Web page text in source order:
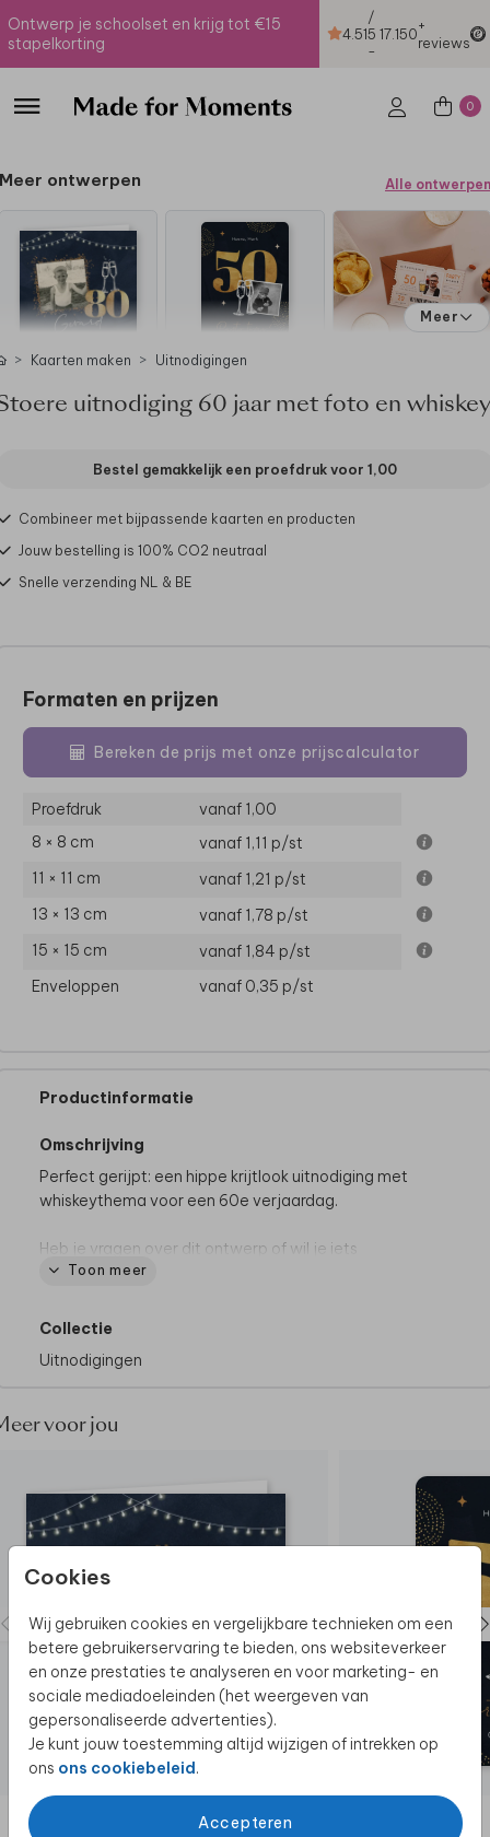
Ontwerp je schoolset en krijg tot €15
stapelkorting
4.51
/
5
-
17.150+
reviews
0
Cookies
Wij gebruiken cookies en vergelijkbare technieken om een
betere gebruikerservaring te bieden, ons websiteverkeer
en onze prestaties te analyseren en voor marketing- en
sociale mediadoeleinden (het weergeven van
gepersonaliseerde advertenties).
Je kunt jouw toestemming altijd wijzigen of intrekken op
ons ons cookiebeleid.
Accepteren
Meer ontwerpen Alle ontwerpen
Meer
Kaarten maken Uitnodigingen
uitnodiging 60 jaar met foto en whiskey
Bestel gemakkelijk een proefdruk voor 1,00
Combineer met bijpassende kaarten en producten
Jouw bestelling is 100% CO2 neutraal
Snelle verzending NL & BE
Formaten en prijzen
Bereken de prijs met onze prijscalculator
Proefdruk
vanaf 1,00
8 × 8 cm
vanaf 1,11 p/st
11 × 11 cm
vanaf 1,21 p/st
13 × 13 cm
vanaf 1,78 p/st
15 × 15 cm
vanaf 1,84 p/st
Enveloppen
vanaf 0,35 p/st
Productinformatie
Omschrijving
Perfect gerijpt: een hippe krijtlook uitnodiging met
whiskeythema voor een 60e verjaardag.
Heb je vragen over dit ontwerp of wil je iets
aanpassen wat zelf niet lukt in de editor? Neem dan
te helpen.
Toon meer
Collectie
Uitnodigingen
voor jou